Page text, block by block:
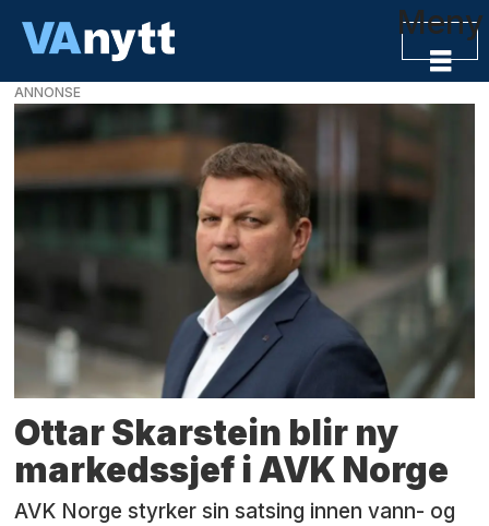
Meny
VAnytt
-
VA-
bransjens
nyhetskanal
ANNONSE
Ottar Skarstein blir ny
markedssjef i AVK Norge
AVK Norge styrker sin satsing innen vann- og